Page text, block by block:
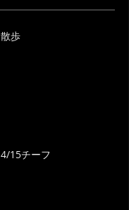
散歩
4/15チーフ